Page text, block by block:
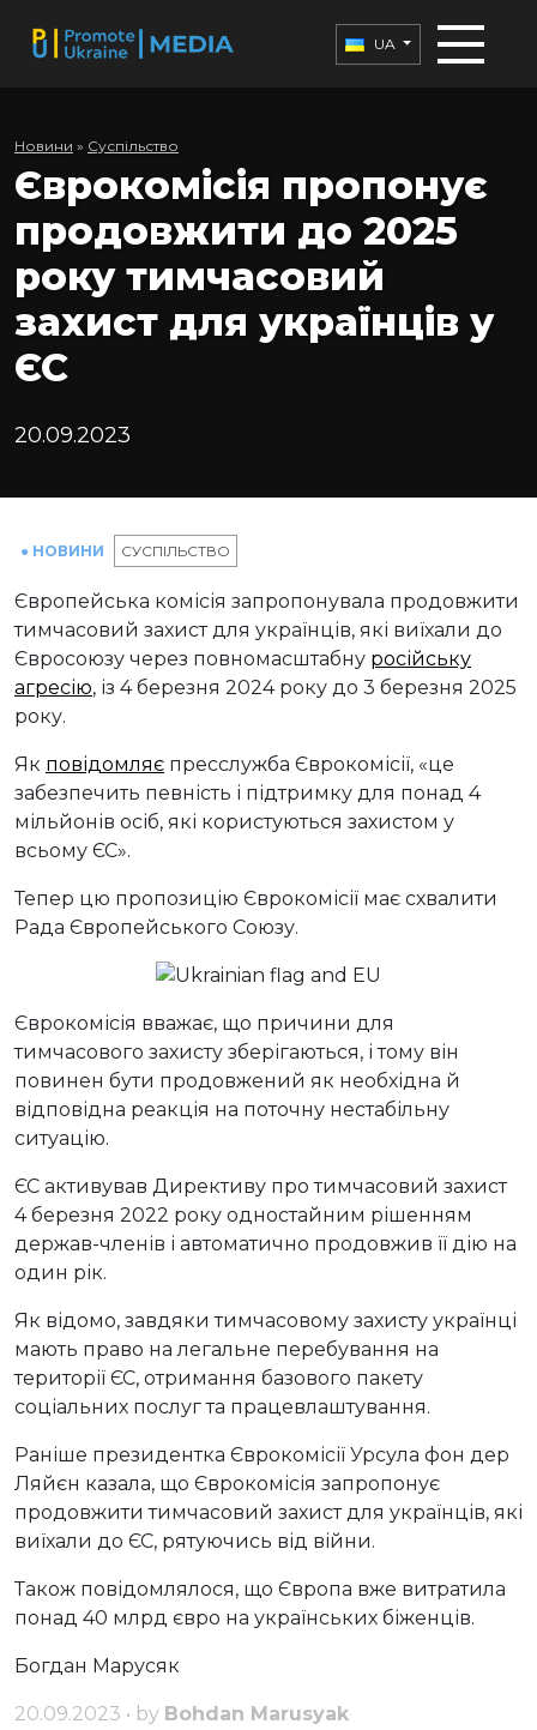
UA
Новини » Суспільство
Єврокомісія пропонує
продовжити до 2025
року тимчасовий
захист для українців у
ЄС
20.09.2023
● НОВИНИ СУСПІЛЬСТВО
Європейська комісія запропонувала продовжити
тимчасовий захист для українців, які виїхали до
Євросоюзу через повномасштабну російську
агресію, із 4 березня 2024 року до 3 березня 2025
року.
Як повідомляє пресслужба Єврокомісії, «це
забезпечить певність і підтримку для понад 4
мільйонів осіб, які користуються захистом у
всьому ЄС».
Тепер цю пропозицію Єврокомісії має схвалити
Рада Європейського Союзу.
Єврокомісія вважає, що причини для
тимчасового захисту зберігаються, і тому він
повинен бути продовжений як необхідна й
відповідна реакція на поточну нестабільну
ситуацію.
ЄС активував Директиву про тимчасовий захист
4 березня 2022 року одностайним рішенням
держав-членів і автоматично продовжив її дію на
один рік.
Як відомо, завдяки тимчасовому захисту українці
мають право на легальне перебування на
території ЄС, отримання базового пакету
соціальних послуг та працевлаштування.
Раніше президентка Єврокомісії Урсула фон дер
Ляйєн казала, що Єврокомісія запропонує
продовжити тимчасовий захист для українців, які
виїхали до ЄС, рятуючись від війни.
Також повідомлялося, що Європа вже витратила
понад 40 млрд євро на українських біженців.
Богдан Марусяк
20.09.2023 • by Bohdan Marusyak